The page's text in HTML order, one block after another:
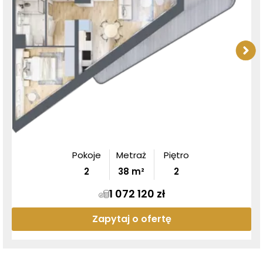
Pokoje
2
Metraż
38 m²
Piętro
2
1 072 120 zł
Zapytaj o ofertę